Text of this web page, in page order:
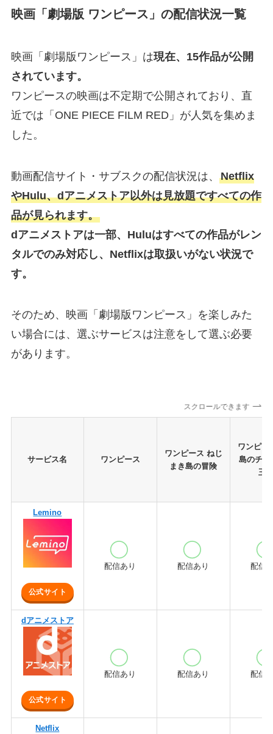
映画「劇場版 ワンピース」の配信状況一覧
映画「劇場版ワンピース」は現在、15作品が公開
されています。
ワンピースの映画は不定期で公開されており、直
近では「ONE PIECE FILM RED」が人気を集めま
した。
動画配信サイト・サブスクの配信状況は、 Netflix
やHulu、dアニメストア以外は見放題ですべての作
品が見られます。
dアニメストアは一部、Huluはすべての作品がレン
タルでのみ対応し、Netflixは取扱いがない状況で
す。
そのため、映画「劇場版ワンピース」を楽しみた
い場合には、選ぶサービスは注意をして選ぶ必要
があります。
スクロールできます
サービス名 ワンピース
ワンピース ねじ
まき島の冒険
ワンピー
島のチョ
王
Lemino
公式サイト
配信あり 配信あり 配信
dアニメストア
公式サイト
配信あり 配信あり 配信
Netflix